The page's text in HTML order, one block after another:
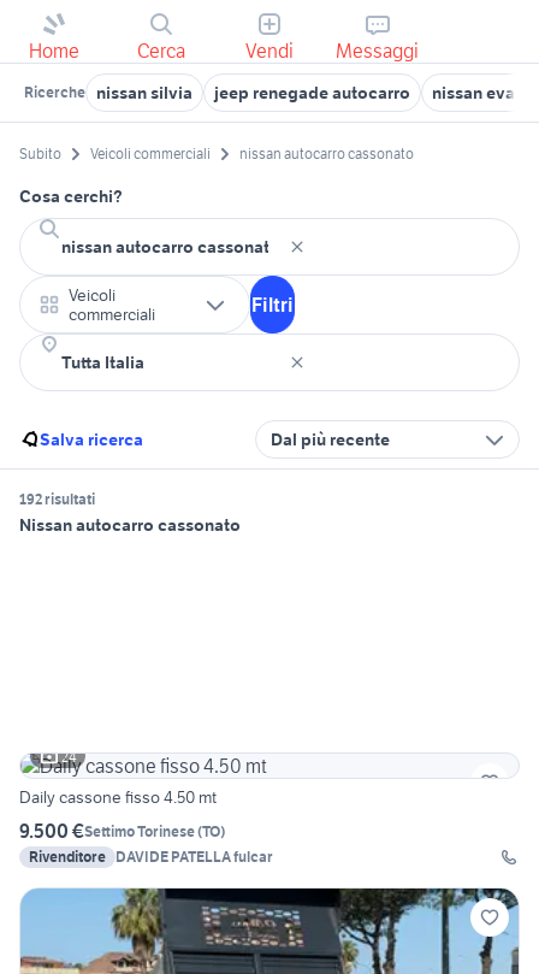
Home Cerca Vendi Messaggi
Ricerche nissan silvia jeep renegade autocarro nissan evalia
Subito Veicoli commerciali nissan autocarro cassonato
Cosa cerchi?
Veicoli
commerciali
Filtri
Salva ricerca Dal più recente
192 risultati
Nissan autocarro cassonato
24
Daily cassone fisso 4.50 mt
9.500 €Settimo Torinese(TO)
Rivenditore DAVIDE PATELLA fulcar